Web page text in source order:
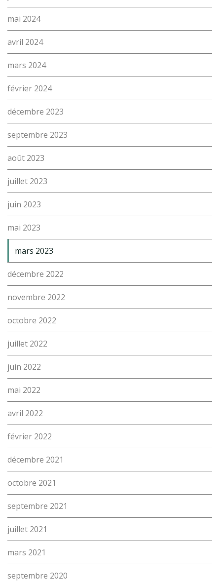
L’école
Formations
Promotion des métiers
Métiers
Actualités
Contact
Emploi
Portes ouvertes 2026
Cours interentreprises
Tests d’aptitudes
Accès et plan de l’école
Liens utiles
Recherche
(Par exemple: un métier ou une formation)
mai 2024
avril 2024
mars 2024
février 2024
décembre 2023
septembre 2023
août 2023
juillet 2023
juin 2023
mai 2023
mars 2023
décembre 2022
novembre 2022
octobre 2022
juillet 2022
juin 2022
mai 2022
avril 2022
février 2022
décembre 2021
octobre 2021
septembre 2021
juillet 2021
mars 2021
septembre 2020